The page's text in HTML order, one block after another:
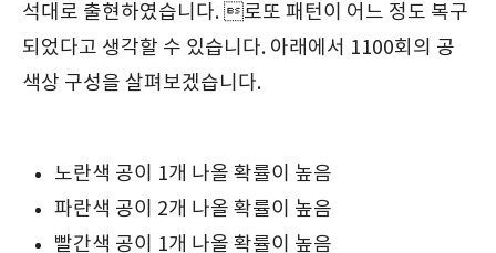
석대로 출현하였습니다. 로또 패턴이 어느 정도 복구
되었다고 생각할 수 있습니다. 아래에서 1100회의 공
색상 구성을 살펴보겠습니다.
노란색 공이 1개 나올 확률이 높음
파란색 공이 2개 나올 확률이 높음
빨간색 공이 1개 나올 확률이 높음